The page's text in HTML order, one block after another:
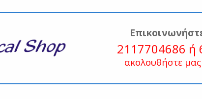
2117704686 ή
ακολουθήστε μας